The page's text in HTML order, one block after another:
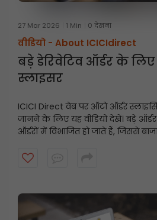
27 Mar 2026 1 Min 0 देखना
वीडियो - About ICICIdirect
बड़े डेरिवेटिव ऑर्डर के
स्लाइसर
ICICI Direct वेब पर ऑटो ऑर्डर
जानने के लिए यह वीडियो देखें। बड़े
ऑर्डरों में विभाजित हो जाते हैं, जिससे